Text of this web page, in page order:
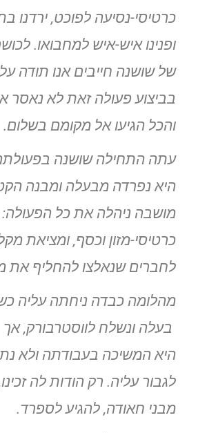
כרטיסי-נסיעה לפוכט, ירדנו
ופנינו איש-איש למחבואו.
של שושנה חייבים אנו תודה
בביצוע פעולה זאת לא נאסר
והכל הגיעו אל מקומם בשלום.
עתה התחילה שושנה
היא נפרדה מבעלה ומבנה
מושבה ניהלה את כל
כרטיסי-מזון וכסף, ומציאת
לחברים שנאלצו להחליף את
מהלומה כבדה ניחתה עליה
בעלה ונשלח לווסטרבורק, אך
היא המשיכה בעבודתה ולא
לגבור עליה. רק הודות לה זכינו
מבני חאודה, להגיע לספרד.